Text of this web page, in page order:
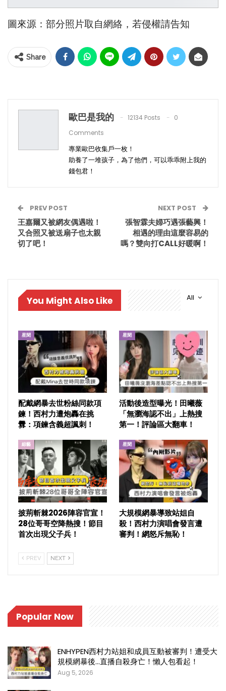
圖來源：部分照片取自網絡，若侵權請告知
Share
歐巴是我的 12134 Posts
0
Comments
專業歐巴收集戶一枚！
助養了一堆孩子，為了他們，可以乖乖附上我的
錢包君！
PREV POST
王嘉爾又被網友偶遇啦！
又合照又被送扇子也太親
切了吧！
NEXT POST
張智霖夫婦巧遇張藝興！
相遇的理由這麼容易的
嗎？雙向打CALL好暖啊！
All
You Might Also Like
星聞
配戴網暴去世粉絲同款項
鍊！西村力遭炮轟在挑
釁：項鍊含義超諷刺！
星聞
活動後造型曝光！田曦薇
「無瀏海認不出」上熱搜
第一！評論區大翻車！
綜藝
披荊斬棘2026陣容官宣！
28位哥哥空降熱搜！節目
首次出現父子兵！
星聞
大規模網暴導致站姐自
殺！西村力演唱會發言遭
審判！網怒斥無恥！
PREV NEXT
Popular Now
ENHYPEN西村力站姐和成員互動被審判！遭受大
規模網暴後…直播自殺身亡！懶人包看起！
Aug 5, 2026